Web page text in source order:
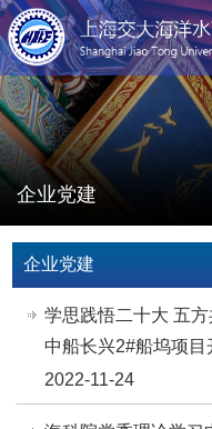
企业党建
企业党建
学思践悟二十大 五
中船长兴2#船坞项目
2022-11-24